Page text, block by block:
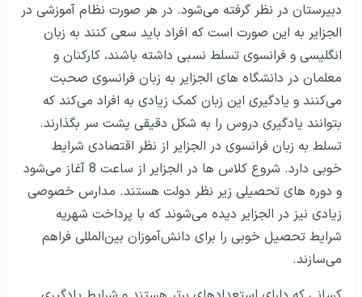
دبیرستان در نظر گرفته می‌شود. در هر صورت نظام آموزشی در
الجزایر به این صورت است که افراد باید سعی کنند به زبان
انگلیسی و فرانسوی تسلط نسبی داشته باشند، کارکنان و
معلمان در دانشگاه های الجزایر به زبان فرانسوی صحبت
می‌کنند و یادگیری این زبان کمک زیادی به افراد می‌کند که
بتوانند یادگیری دروس را به شکل دقیقی پشت سر بگذارند.
تسلط به زبان فرانسوی در الجزایر از نظر اقتصادی شرایط
خوبی دارد. شروع کلاس ها در الجزایر از ساعت 8 آغاز می‌شود
و دوره های تحصیلی زیر نظر دولت هستند. مدارس خصوصی
زیادی نیز در الجزایر دیده می‌شوند که با پرداخت شهریه
شرایط تحصیل خوبی را برای دانش‌آموزان بین‌المللی فراهم
می‌سازند.